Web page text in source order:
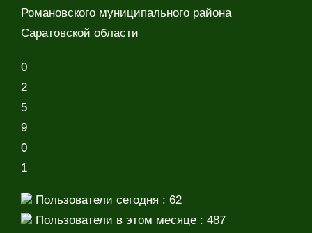
Романовского муниципального района
Саратовской области
0
2
5
9
0
1
Пользователи сегодня : 62
Пользователи в этом месяце : 487